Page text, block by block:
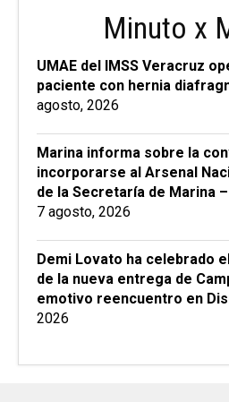
Minuto x
UMAE del IMSS Veracruz
paciente con hernia
agosto, 2026
Marina informa sobre la
incorporarse al Arsenal
de la Secretaría de Marina
7 agosto, 2026
Demi Lovato ha celebrado
de la nueva entrega de
emotivo reencuentro en
2026